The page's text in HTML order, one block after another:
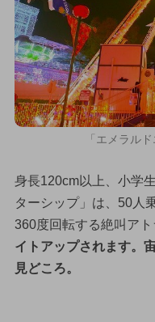
「エメラル
身長120cm以上、小学
ターシップ」は、50人
360度回転する絶叫アト
イトアップされます。
見どころ。